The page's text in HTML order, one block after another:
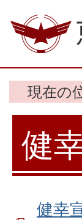
現在の
健
健幸